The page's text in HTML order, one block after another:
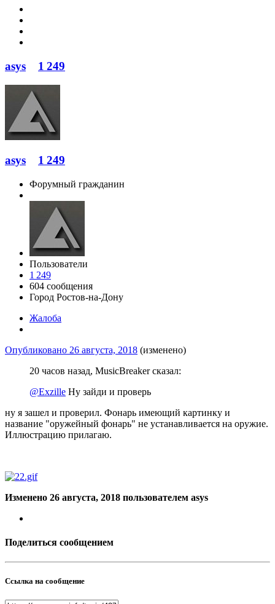
asys 1 249
asys 1 249
Форумный гражданин
Пользователи
1 249
604 сообщения
Город Ростов-на-Дону
Жалоба
Опубликовано 26 августа, 2018 (изменено)
20 часов назад, MusicBreaker сказал:
@Exzille Ну зайди и проверь
ну я зашел и проверил. Фонарь имеющий картинку и
название "оружейный фонарь" не устанавливается на оружие.
Иллюстрацию прилагаю.
Изменено 26 августа, 2018 пользователем asys
Поделиться сообщением
Ссылка на сообщение